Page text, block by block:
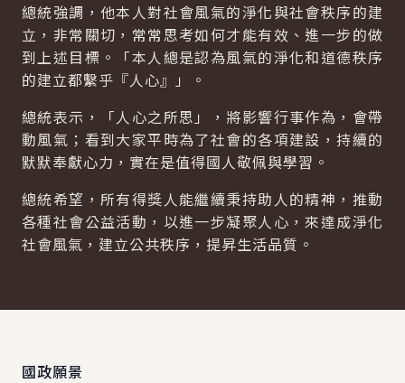
總統強調，他本人對社會風氣的淨化與社會秩序的建
立，非常關切，常常思考如何才能有效、進一步的做
到上述目標。「本人總是認為風氣的淨化和道德秩序
的建立都繫乎『人心』」。
總統表示，「人心之所思」，將影響行事作為，會帶
動風氣；看到大家平時為了社會的各項建設，持續的
默默奉獻心力，實在是值得國人敬佩與學習。
總統希望，所有得獎人能繼續秉持助人的精神，推動
各種社會公益活動，以進一步凝聚人心，來達成淨化
社會風氣，建立公共秩序，提昇生活品質。
國政願景